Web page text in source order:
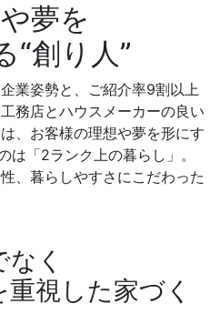
夢を
“創り人”
業姿勢と、ご紹介率9割以上
務店とハウスメーカーの良い
、お客様の理想や夢を形にす
は「2ランク上の暮らし」。
、暮らしやすさにこだわった
く
視した家づく